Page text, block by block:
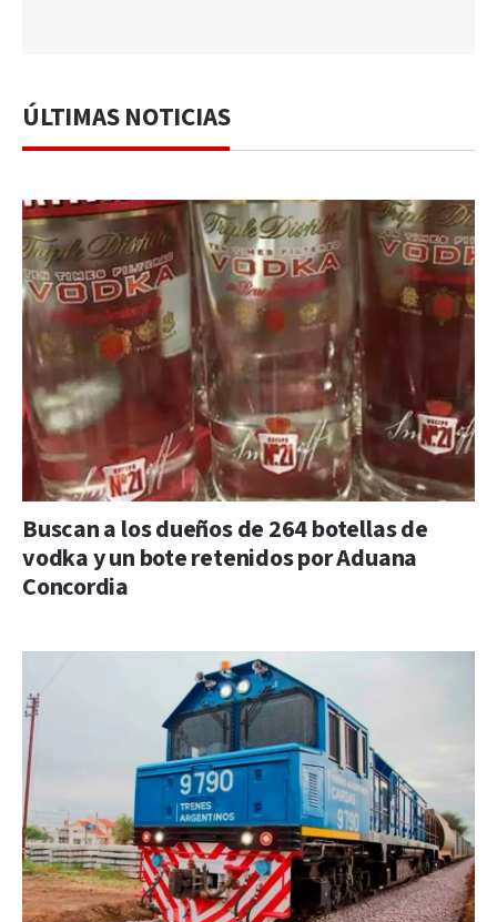
ÚLTIMAS NOTICIAS
Buscan a los dueños de 264 botellas de
vodka y un bote retenidos por Aduana
Concordia